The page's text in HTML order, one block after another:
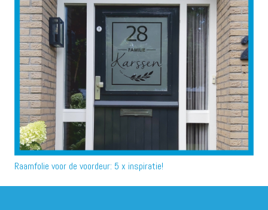
Raamfolie voor de voordeur: 5 x inspiratie!